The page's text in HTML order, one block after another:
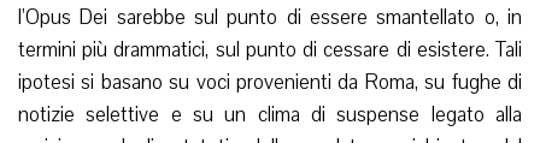
l’Opus Dei sarebbe sul punto di essere smantellato o, in
termini più drammatici, sul punto di cessare di esistere. Tali
ipotesi si basano su voci provenienti da Roma, su fughe di
notizie selettive e su un clima di suspense legato alla